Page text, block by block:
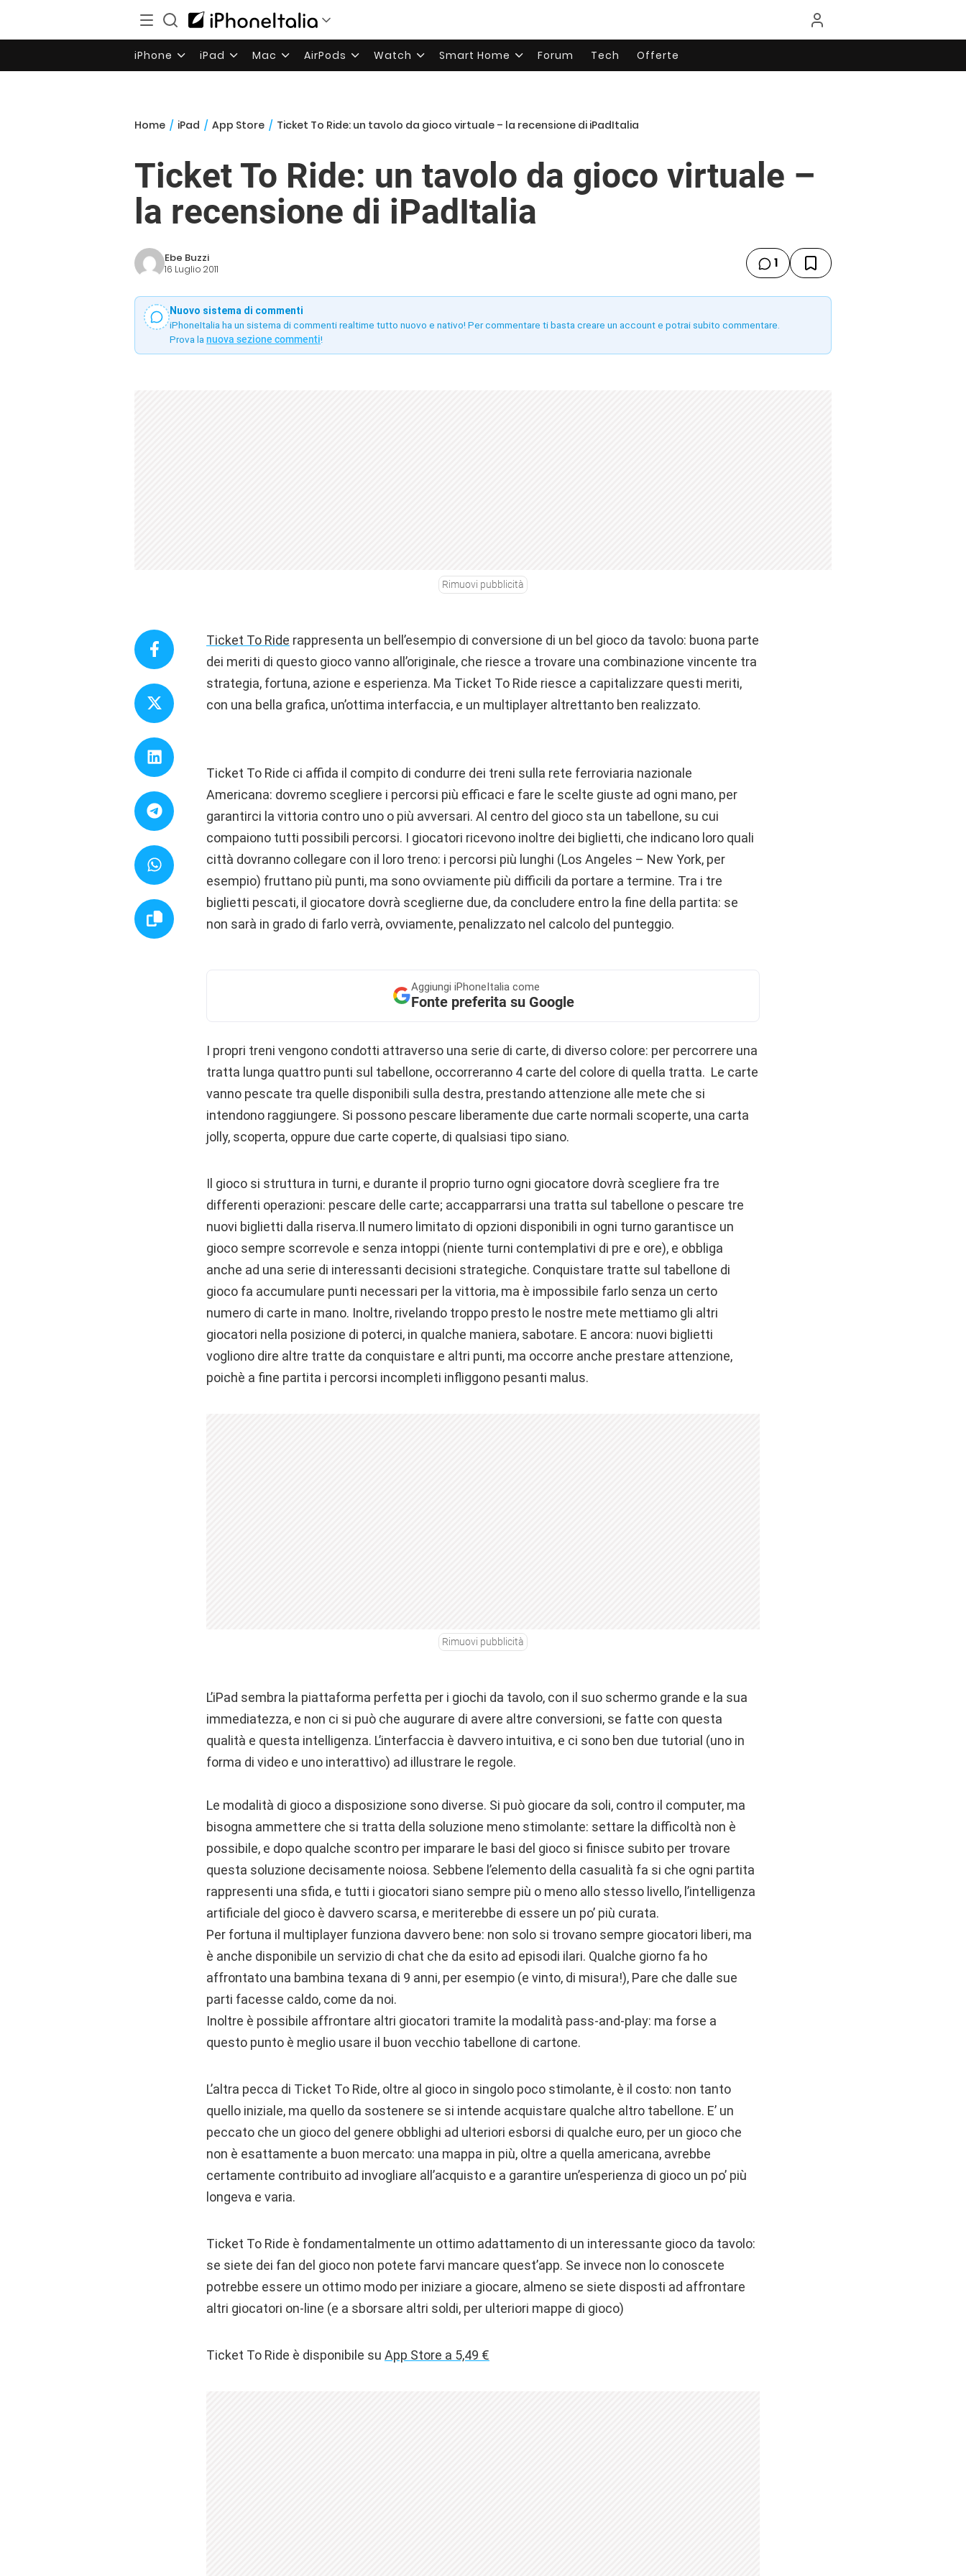
iPhone iPad Mac AirPods Watch Smart Home Forum Tech Offerte
Home / iPad / App Store / Ticket To Ride: un tavolo da gioco virtuale – la recensione di iPadItalia
Ticket To Ride: un tavolo da gioco virtuale –
la recensione di iPadItalia
Ebe Buzzi
16 Luglio 2011 1
Nuovo sistema di commenti
iPhoneItalia ha un sistema di commenti realtime tutto nuovo e nativo! Per commentare ti basta creare un account e potrai subito commentare.
Prova la nuova sezione commenti!
Rimuovi pubblicità
Ticket To Ride rappresenta un bell’esempio di conversione di un bel gioco da tavolo: buona parte
dei meriti di questo gioco vanno all’originale, che riesce a trovare una combinazione vincente tra
strategia, fortuna, azione e esperienza. Ma Ticket To Ride riesce a capitalizzare questi meriti,
con una bella grafica, un’ottima interfaccia, e un multiplayer altrettanto ben realizzato.
Ticket To Ride ci affida il compito di condurre dei treni sulla rete ferroviaria nazionale
Americana: dovremo scegliere i percorsi più efficaci e fare le scelte giuste ad ogni mano, per
garantirci la vittoria contro uno o più avversari. Al centro del gioco sta un tabellone, su cui
compaiono tutti possibili percorsi. I giocatori ricevono inoltre dei biglietti, che indicano loro quali
città dovranno collegare con il loro treno: i percorsi più lunghi (Los Angeles – New York, per
esempio) fruttano più punti, ma sono ovviamente più difficili da portare a termine. Tra i tre
biglietti pescati, il giocatore dovrà sceglierne due, da concludere entro la fine della partita: se
non sarà in grado di farlo verrà, ovviamente, penalizzato nel calcolo del punteggio.
Aggiungi iPhoneItalia come
Fonte preferita su Google
I propri treni vengono condotti attraverso una serie di carte, di diverso colore: per percorrere una
tratta lunga quattro punti sul tabellone, occorreranno 4 carte del colore di quella tratta. Le carte
vanno pescate tra quelle disponibili sulla destra, prestando attenzione alle mete che si
intendono raggiungere. Si possono pescare liberamente due carte normali scoperte, una carta
jolly, scoperta, oppure due carte coperte, di qualsiasi tipo siano.
Il gioco si struttura in turni, e durante il proprio turno ogni giocatore dovrà scegliere fra tre
differenti operazioni: pescare delle carte; accapparrarsi una tratta sul tabellone o pescare tre
nuovi biglietti dalla riserva.Il numero limitato di opzioni disponibili in ogni turno garantisce un
gioco sempre scorrevole e senza intoppi (niente turni contemplativi di pre e ore), e obbliga
anche ad una serie di interessanti decisioni strategiche. Conquistare tratte sul tabellone di
gioco fa accumulare punti necessari per la vittoria, ma è impossibile farlo senza un certo
numero di carte in mano. Inoltre, rivelando troppo presto le nostre mete mettiamo gli altri
giocatori nella posizione di poterci, in qualche maniera, sabotare. E ancora: nuovi biglietti
vogliono dire altre tratte da conquistare e altri punti, ma occorre anche prestare attenzione,
poichè a fine partita i percorsi incompleti infliggono pesanti malus.
Rimuovi pubblicità
L’iPad sembra la piattaforma perfetta per i giochi da tavolo, con il suo schermo grande e la sua
immediatezza, e non ci si può che augurare di avere altre conversioni, se fatte con questa
qualità e questa intelligenza. L’interfaccia è davvero intuitiva, e ci sono ben due tutorial (uno in
forma di video e uno interattivo) ad illustrare le regole.
Le modalità di gioco a disposizione sono diverse. Si può giocare da soli, contro il computer, ma
bisogna ammettere che si tratta della soluzione meno stimolante: settare la difficoltà non è
possibile, e dopo qualche scontro per imparare le basi del gioco si finisce subito per trovare
questa soluzione decisamente noiosa. Sebbene l’elemento della casualità fa si che ogni partita
rappresenti una sfida, e tutti i giocatori siano sempre più o meno allo stesso livello, l’intelligenza
artificiale del gioco è davvero scarsa, e meriterebbe di essere un po’ più curata.
Per fortuna il multiplayer funziona davvero bene: non solo si trovano sempre giocatori liberi, ma
è anche disponibile un servizio di chat che da esito ad episodi ilari. Qualche giorno fa ho
affrontato una bambina texana di 9 anni, per esempio (e vinto, di misura!), Pare che dalle sue
parti facesse caldo, come da noi.
Inoltre è possibile affrontare altri giocatori tramite la modalità pass-and-play: ma forse a
questo punto è meglio usare il buon vecchio tabellone di cartone.
L’altra pecca di Ticket To Ride, oltre al gioco in singolo poco stimolante, è il costo: non tanto
quello iniziale, ma quello da sostenere se si intende acquistare qualche altro tabellone. E’ un
peccato che un gioco del genere obblighi ad ulteriori esborsi di qualche euro, per un gioco che
non è esattamente a buon mercato: una mappa in più, oltre a quella americana, avrebbe
certamente contribuito ad invogliare all’acquisto e a garantire un’esperienza di gioco un po’ più
longeva e varia.
Ticket To Ride è fondamentalmente un ottimo adattamento di un interessante gioco da tavolo:
se siete dei fan del gioco non potete farvi mancare quest’app. Se invece non lo conoscete
potrebbe essere un ottimo modo per iniziare a giocare, almeno se siete disposti ad affrontare
altri giocatori on-line (e a sborsare altri soldi, per ulteriori mappe di gioco)
Ticket To Ride è disponibile su App Store a 5,49 €